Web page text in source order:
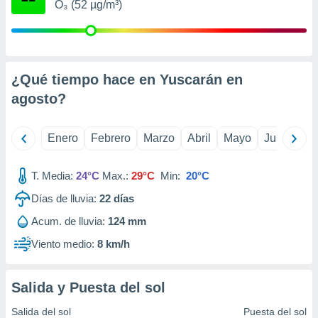
su
en
de
datos
O₃ (52 µg/m³)
¿Qué tiempo hace en Yuscarán en
agosto?
Enero Febrero Marzo Abril Mayo Junio
T. Media: 24°C Max.: 29°C Min: 20°C
Días de lluvia: 22 días
Acum. de lluvia: 124 mm
Viento medio: 8 km/h
Salida y Puesta del sol
Salida del sol Puesta del sol